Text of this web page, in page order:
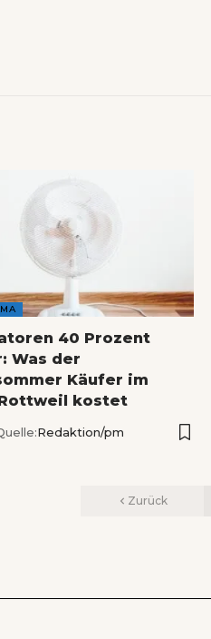
40 Prozent
Was der
Käufer im
kostet
Redaktion/pm
Zurück